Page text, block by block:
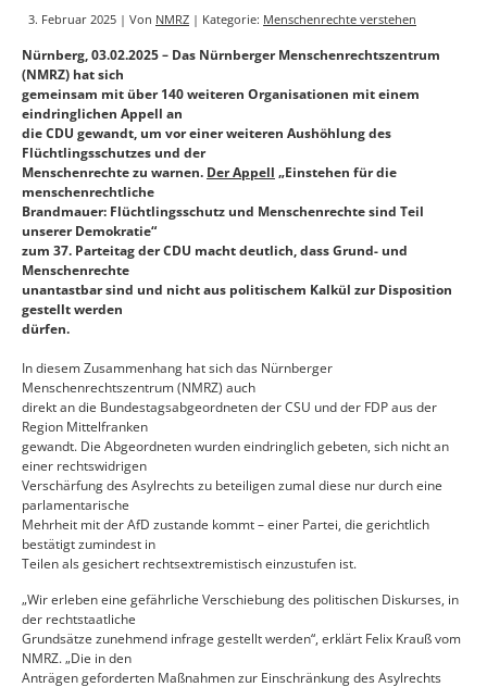
3. Februar 2025 | Von NMRZ | Kategorie: Menschenrechte verstehen
Nürnberg, 03.02.2025 – Das Nürnberger Menschenrechtszentrum
(NMRZ) hat sich
gemeinsam mit über 140 weiteren Organisationen mit einem
eindringlichen Appell an
die CDU gewandt, um vor einer weiteren Aushöhlung des
Flüchtlingsschutzes und der
Menschenrechte zu warnen. Der Appell „Einstehen für die
menschenrechtliche
Brandmauer: Flüchtlingsschutz und Menschenrechte sind Teil
unserer Demokratie“
zum 37. Parteitag der CDU macht deutlich, dass Grund- und
Menschenrechte
unantastbar sind und nicht aus politischem Kalkül zur Disposition
gestellt werden
dürfen.
In diesem Zusammenhang hat sich das Nürnberger
Menschenrechtszentrum (NMRZ) auch
direkt an die Bundestagsabgeordneten der CSU und der FDP aus der
Region Mittelfranken
gewandt. Die Abgeordneten wurden eindringlich gebeten, sich nicht an
einer rechtswidrigen
Verschärfung des Asylrechts zu beteiligen zumal diese nur durch eine
parlamentarische
Mehrheit mit der AfD zustande kommt – einer Partei, die gerichtlich
bestätigt zumindest in
Teilen als gesichert rechtsextremistisch einzustufen ist.
„Wir erleben eine gefährliche Verschiebung des politischen Diskurses, in
der rechtstaatliche
Grundsätze zunehmend infrage gestellt werden“, erklärt Felix Krauß vom
NMRZ. „Die in den
Anträgen geforderten Maßnahmen zur Einschränkung des Asylrechts